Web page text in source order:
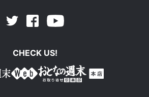
Twitter Facebook
CHECK US!